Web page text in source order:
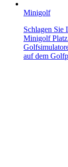
Minigolf
Schlagen Sie
Minigolf
auf dem